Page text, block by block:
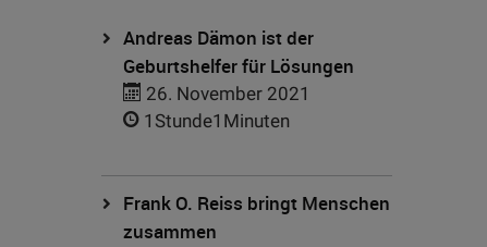
Andreas Dämon ist der
Geburtshelfer für Lösungen
26. November 2021
1Stunde1Minuten
Frank O. Reiss bringt Menschen
zusammen